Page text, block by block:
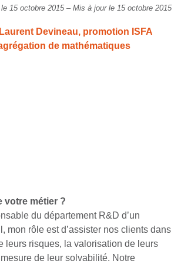
15 octobre 2015 – Mis à jour le 15 octobre 2015
Devineau, promotion ISFA
de mathématiques
votre métier ?
du département R&D d’un
mon rôle est d’assister nos clients dans
leurs risques, la valorisation de leurs
de leur solvabilité. Notre